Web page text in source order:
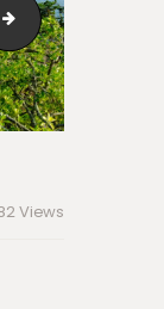
(31)
DSCF5622
Views